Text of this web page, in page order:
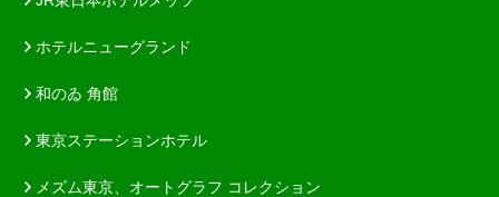
ホテルニューグランド
和のゐ 角館
東京ステーションホテル
メズム東京、オートグラフ コレクション